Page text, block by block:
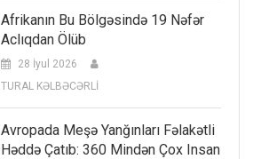
Afrikanın Bu Bölgəsində 19 Nəfər
Aclıqdan Ölüb
28 İyul 2026
TURAL KƏLBƏCƏRLİ
Avropada Meşə Yanğınları Fəlakətli
Həddə Çatıb: 360 Mindən Çox Insan